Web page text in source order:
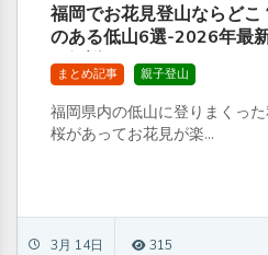
福岡でお花見登山ならど
のある低山6選-2026年最
ス解説
まとめ記事 親子登山
福岡県内の低山に登りまくっ
桜があってお花見が楽...
3月 14日 315